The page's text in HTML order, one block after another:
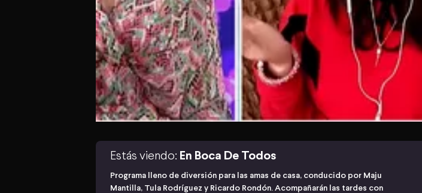
Estás viendo: En Boca De Todos
Programa lleno de diversión para las amas de casa, conducido por Maju
Mantilla, Tula Rodríguez y Ricardo Rondón. Acompañarán las tardes con